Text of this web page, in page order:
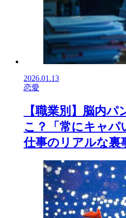
2026.01.13
恋愛
【職業別】脳内
こ？「常にキャパ
仕事のリアルな裏